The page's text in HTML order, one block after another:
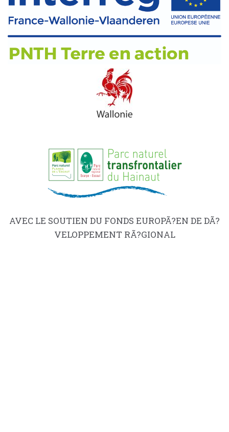
AVEC LE SOUTIEN DU FONDS EUROPÃ?EN DE DÃ?
VELOPPEMENT RÃ?GIONAL